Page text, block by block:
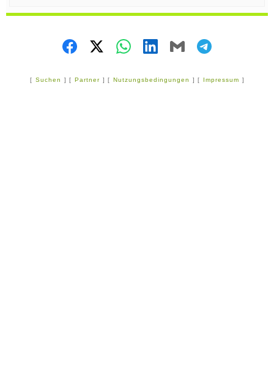
[ Suchen ] [ Partner ] [ Nutzungsbedingungen ] [ Impressum ]